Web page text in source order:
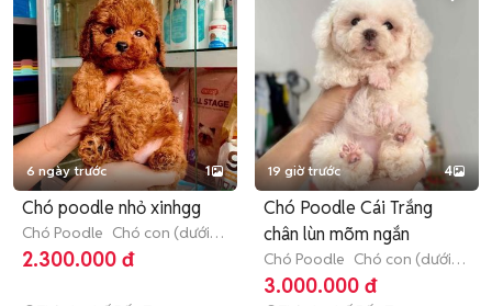
6 ngày trước 1
Chó poodle nhỏ xinhgg
Chó Poodle Chó con (dưới 3
tháng tuổi)
2.300.000 đ
19 giờ trước 4
Chó Poodle Cái Trắng
chân lùn mõm ngắn
Chó Poodle Chó con (dưới 3
tháng tuổi)
3.000.000 đ